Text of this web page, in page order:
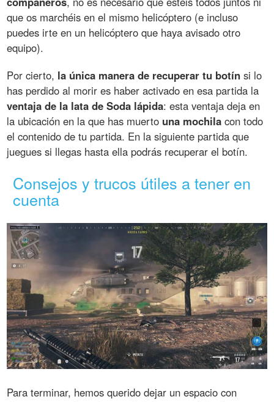
que os marchéis en el mismo helicóptero (e incluso
puedes irte en un helicóptero que haya avisado otro
equipo).
Por cierto, la única manera de recuperar tu botín si lo
has perdido al morir es haber activado en esa partida la
ventaja de la lata de Soda lápida: esta ventaja deja en
la ubicación en la que has muerto una mochila con todo
el contenido de tu partida. En la siguiente partida que
juegues si llegas hasta ella podrás recuperar el botín.
Consejos y trucos útiles a tener en
cuenta
Para terminar, hemos querido dejar un espacio con